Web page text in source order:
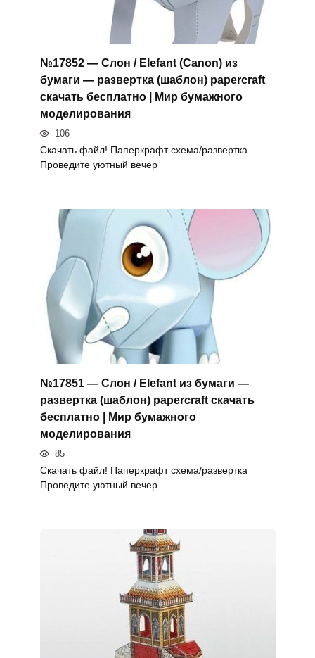
№17852 — Слон / Elefant (Canon) из
бумаги — развертка (шаблон) papercraft
скачать бесплатно | Мир бумажного
моделирования
106
Скачать файл! Паперкрафт схема/развертка
Проведите уютный вечер
№17851 — Слон / Elefant из бумаги —
развертка (шаблон) papercraft скачать
бесплатно | Мир бумажного
моделирования
85
Скачать файл! Паперкрафт схема/развертка
Проведите уютный вечер